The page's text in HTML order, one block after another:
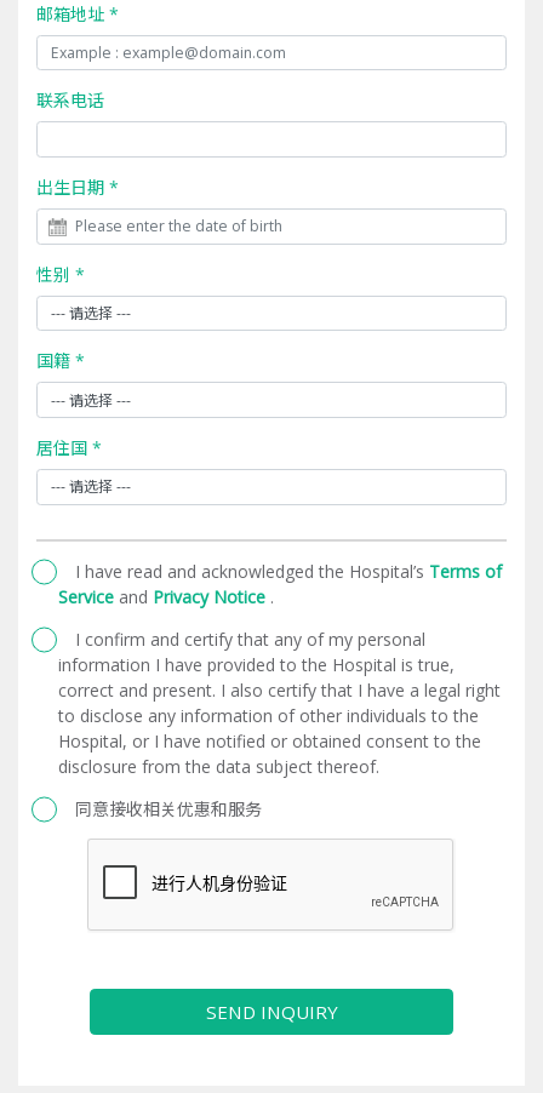
邮箱地址 *
联系电话
出生日期 *
性别 *
国籍 *
居住国 *
I have read and acknowledged the Hospital’s Terms of
Service and Privacy Notice .
I confirm and certify that any of my personal
information I have provided to the Hospital is true,
correct and present. I also certify that I have a legal right
to disclose any information of other individuals to the
Hospital, or I have notified or obtained consent to the
disclosure from the data subject thereof.
同意接收相关优惠和服务
SEND INQUIRY